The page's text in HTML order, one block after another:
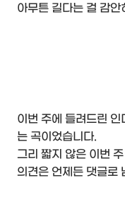
아무튼 길다는 걸 감
이번 주에 들려드린 인
는 곡이었습니다.
그리 짧지 않은 이번
의견은 언제든 댓글로